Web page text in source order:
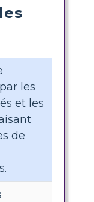
les
et les
de